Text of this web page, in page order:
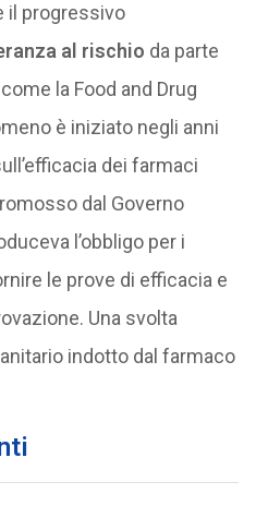
il progressivo
al rischio da parte
la Food and Drug
è iniziato negli anni
dei farmaci
dal Governo
l’obbligo per i
le prove di efficacia e
Una svolta
indotto dal farmaco